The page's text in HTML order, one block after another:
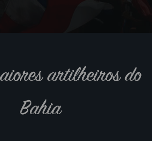
artilheiros do
Bahia